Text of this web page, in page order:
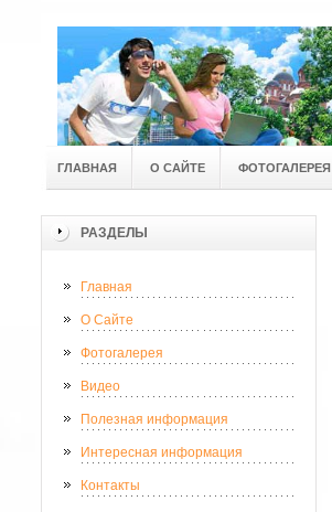
ГЛАВНАЯ О САЙТЕ ФОТОГАЛЕРЕЯ
РАЗДЕЛЫ
Главная
О Сайте
Фотогалерея
Видео
Полезная информация
Интересная информация
Контакты